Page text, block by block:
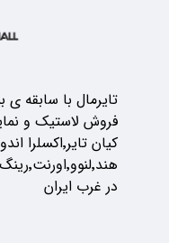
تایرمال با سابقه
فروش لاستیک و
در غرب ایران